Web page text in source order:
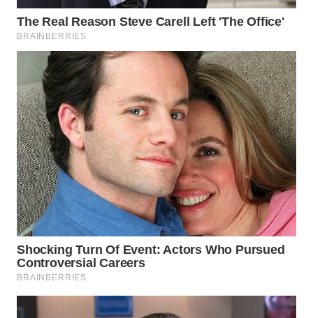
WN
TAPANULI
TENGAH
WN DELI
SERDANG
WN
TEBING
TINGGI
WN
PAKPAK
WN
KARAWANG
WN